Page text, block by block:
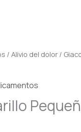
/ Alivio del dolor /
50.00